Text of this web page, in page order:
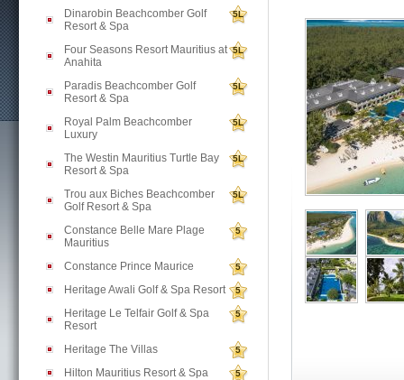
Dinarobin Beachcomber Golf
Resort & Spa
5L
Four Seasons Resort Mauritius at
Anahita
5L
Paradis Beachcomber Golf
Resort & Spa
5L
Royal Palm Beachcomber
Luxury
5L
The Westin Mauritius Turtle Bay
Resort & Spa
5L
Trou aux Biches Beachcomber
Golf Resort & Spa
5L
Constance Belle Mare Plage
Mauritius
5
Constance Prince Maurice 5
Heritage Awali Golf & Spa Resort 5
Heritage Le Telfair Golf & Spa
Resort
5
Heritage The Villas 5
Hilton Mauritius Resort & Spa 5